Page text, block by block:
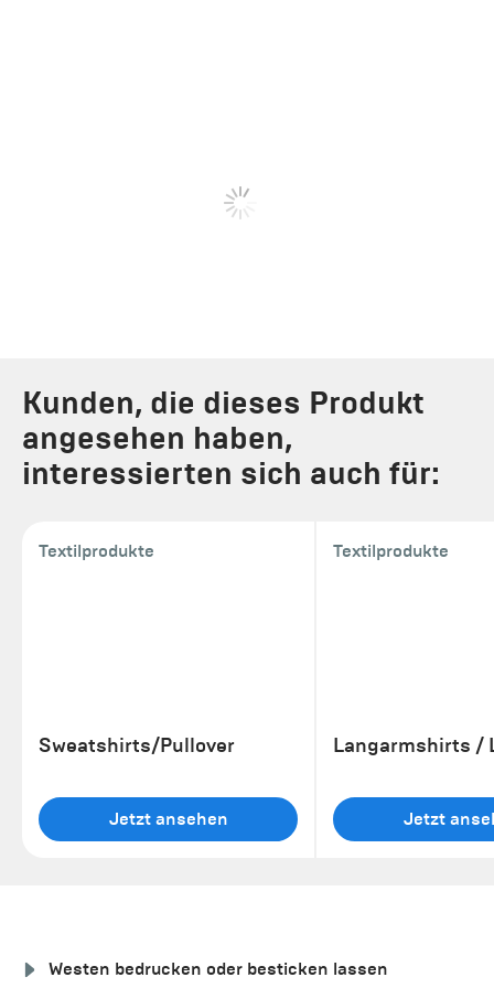
Kunden, die dieses Produkt
angesehen haben,
interessierten sich auch für:
Textilprodukte
Sweatshirts/Pullover
Jetzt ansehen
Textilprodukte
Jetzt
Westen bedrucken oder besticken lassen